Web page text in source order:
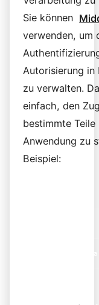
Sie können
verwenden, um
Autorisierung in
zu verwalten.
einfach, den
bestimmte Teile
Anwendung zu
Beispiel: